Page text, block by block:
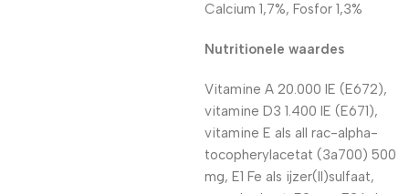
Calcium 1,7%, Fosfor 1,3%
Nutritionele waardes
Vitamine A 20.000 IE (E672),
vitamine D3 1.400 IE (E671),
vitamine E als all rac-alpha-
tocopherylacetat (3a700) 500
mg, E1 Fe als ijzer(II)sulfaat,